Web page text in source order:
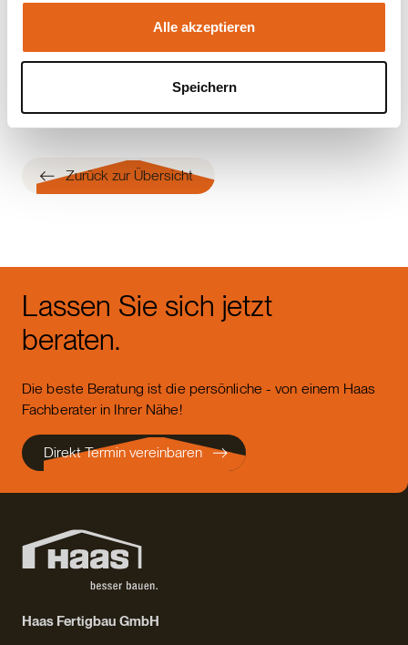
Alle akzeptieren
Speichern
https://www.bmwsb.bund.de/SharedDocs/faqs/W
ebs/BMWSB/DE/bauen/bauturbo/turbo-liste.html
Foto Copyright: Adobe Stock
Zurück zur Übersicht
Lassen Sie sich jetzt
beraten.
Die beste Beratung ist die persönliche - von einem Haas
Fachberater in Ihrer Nähe!
Direkt Termin vereinbaren
Haas Fertigbau GmbH